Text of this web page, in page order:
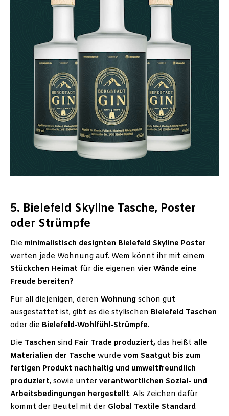
5. Bielefeld Skyline Tasche, Poster
oder Strümpfe
Die minimalistisch designten Bielefeld Skyline Poster
werten jede Wohnung auf. Wem könnt ihr mit einem
Stückchen Heimat für die eigenen vier Wände eine
Freude bereiten?
Für all diejenigen, deren Wohnung schon gut
ausgestattet ist, gibt es die stylischen Bielefeld Taschen
oder die Bielefeld-Wohlfühl-Strümpfe.
Die Taschen sind Fair Trade produziert, das heißt alle
Materialien der Tasche wurde vom Saatgut bis zum
fertigen Produkt nachhaltig und umweltfreundlich
produziert, sowie unter verantwortlichen Sozial- und
Arbeitsbedingungen hergestellt. Als Zeichen dafür
kommt der Beutel mit der Global Textile Standard